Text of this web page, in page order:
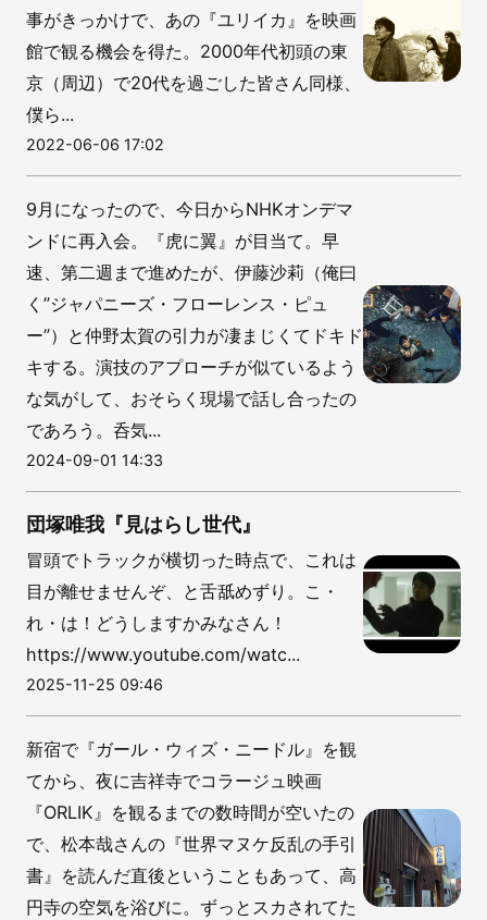
事がきっかけで、あの『ユリイカ』を映画
館で観る機会を得た。2000年代初頭の東
京（周辺）で20代を過ごした皆さん同様、
僕ら...
2022-06-06 17:02
9月になったので、今日からNHKオンデマ
ンドに再入会。『虎に翼』が目当て。早
速、第二週まで進めたが、伊藤沙莉（俺曰
く”ジャパニーズ・フローレンス・ピュ
ー”）と仲野太賀の引力が凄まじくてドキド
キする。演技のアプローチが似ているよう
な気がして、おそらく現場で話し合ったの
であろう。呑気...
2024-09-01 14:33
団塚唯我『見はらし世代』
冒頭でトラックが横切った時点で、これは
目が離せませんぞ、と舌舐めずり。こ・
れ・は！どうしますかみなさん！
https://www.youtube.com/watc...
2025-11-25 09:46
新宿で『ガール・ウィズ・ニードル』を観
てから、夜に吉祥寺でコラージュ映画
『ORLIK』を観るまでの数時間が空いたの
で、松本哉さんの『世界マヌケ反乱の手引
書』を読んだ直後ということもあって、高
円寺の空気を浴びに。ずっとスカされてた